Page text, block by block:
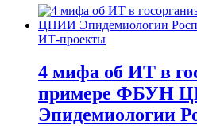
ИТ-проекты
4 мифа об ИТ в
примере ФБУН
Эпидемиологии